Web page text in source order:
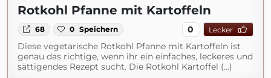
Rotkohl Pfanne mit Kartoffeln
68 0 Speichern 0 Lecker
Diese vegetarische Rotkohl Pfanne mit Kartoffeln ist
genau das richtige, wenn ihr ein einfaches, leckeres und
sättigendes Rezept sucht. Die Rotkohl Kartoffel (...)